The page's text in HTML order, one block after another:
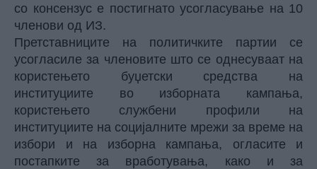
со консензус е постигнато усогласување на 10
членови од ИЗ.
Претставниците на политичките партии се
усогласиле за членовите што се однесуваат на
користењето буџетски средства на
институциите во изборната кампања,
користењето службени профили на
институциите на социјалните мрежи за време на
избори и на изборна кампања, огласите и
постапките за вработувања, како и за